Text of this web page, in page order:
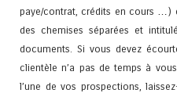
paye/contrat, crédits en cours …)
des chemises séparées et
documents. Si vous devez
clientèle n’a pas de temps à
l’une de vos prospections,